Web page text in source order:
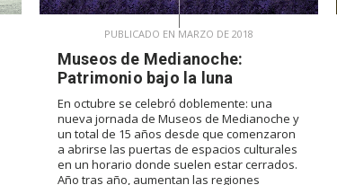
PUBLICADO EN MARZO DE 2018
Museos de Medianoche:
Patrimonio bajo la luna
En octubre se celebró doblemente: una
nueva jornada de Museos de Medianoche y
un total de 15 años desde que comenzaron
a abrirse las puertas de espacios culturales
en un horario donde suelen estar cerrados.
Año tras año, aumentan las regiones